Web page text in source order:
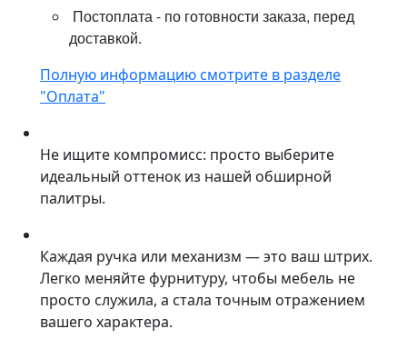
Постоплата - по готовности заказа, перед
доставкой.
Полную информацию смотрите в разделе
"Оплата"
Не ищите компромисс: просто выберите
идеальный оттенок из нашей обширной
палитры.
Каждая ручка или механизм — это ваш штрих.
Легко меняйте фурнитуру, чтобы мебель не
просто служила, а стала точным отражением
вашего характера.